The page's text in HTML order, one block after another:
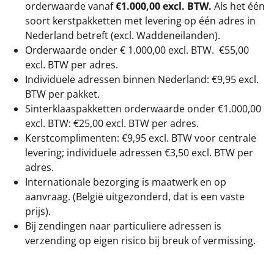
orderwaarde vanaf€1.000,00 excl. BTW. Als het één
soort kerstpakketten met levering op één adres in
Nederland betreft (excl. Waddeneilanden).
Orderwaarde onder € 1.000,00 excl. BTW. €55,00
excl. BTW per adres.
Individuele adressen binnen Nederland: €9,95 excl.
BTW per pakket.
Sinterklaaspakketten orderwaarde onder €1.000,00
excl. BTW: €25,00 excl. BTW per adres.
Kerstcomplimenten: €9,95 excl. BTW voor centrale
levering; individuele adressen €3,50 excl. BTW per
adres.
Internationale bezorging is maatwerk en op
aanvraag. (België uitgezonderd, dat is een vaste
prijs).
Bij zendingen naar particuliere adressen is
verzending op eigen risico bij breuk of vermissing.